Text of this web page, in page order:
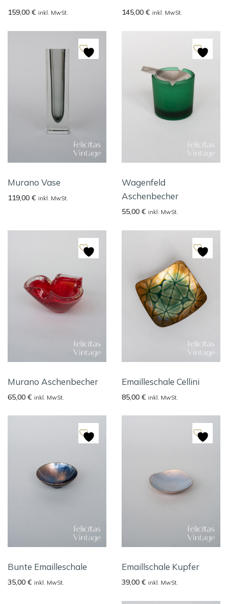
159,00 € inkl. MwSt. 145,00 € inkl. MwSt.
Murano Vase
119,00 € inkl. MwSt.
Wagenfeld
Aschenbecher
55,00 € inkl. MwSt.
Murano Aschenbecher
65,00 € inkl. MwSt.
Emailleschale Cellini
85,00 € inkl. MwSt.
Bunte Emailleschale
35,00 € inkl. MwSt.
Emaillschale Kupfer
39,00 € inkl. MwSt.